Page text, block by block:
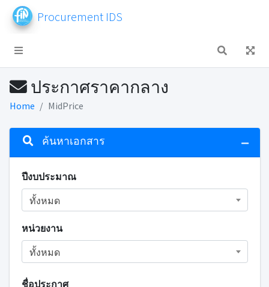
Procurement IDS
ประกาศราคากลาง
Home MidPrice
ค้นหาเอกสาร
ปีงบประมาณ
ทั้งหมด
หน่วยงาน
ทั้งหมด
ชื่อประกาศ